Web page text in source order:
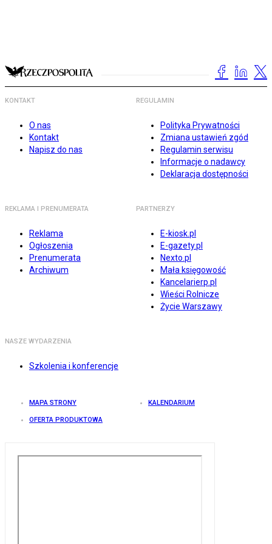
KONTAKT
O nas
Kontakt
Napisz do nas
REGULAMIN
Polityka Prywatności
Zmiana ustawień zgód
Regulamin serwisu
Informacje o nadawcy
Deklaracja dostępności
REKLAMA I PRENUMERATA
Reklama
Ogłoszenia
Prenumerata
Archiwum
PARTNERZY
E-kiosk.pl
E-gazety.pl
Nexto.pl
Mała księgowość
Kancelarierp.pl
Wieści Rolnicze
Życie Warszawy
NASZE WYDARZENIA
Szkolenia i konferencje
MAPA STRONY KALENDARIUM
OFERTA PRODUKTOWA